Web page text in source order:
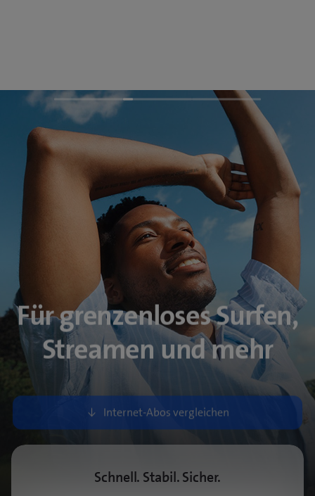
Für grenzenloses Surfen,
Streamen und mehr
Schnell. Stabil. Sicher.